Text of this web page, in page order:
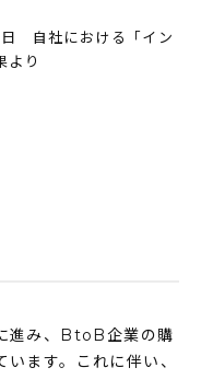
自社における「イン
より
進み、BtoB企業の購
ます。これに伴い、